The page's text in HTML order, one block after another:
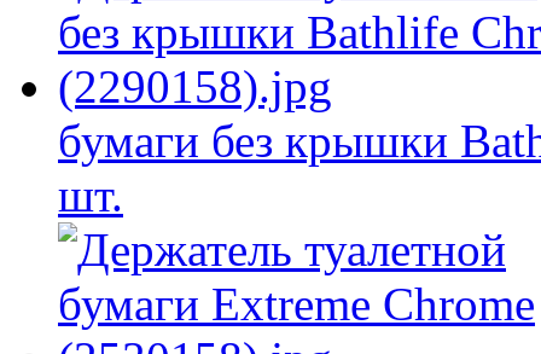
бумаги без крышки
шт.